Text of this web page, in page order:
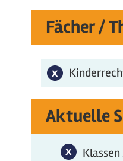
Fächer /
x
Aktuelle
xKlassen